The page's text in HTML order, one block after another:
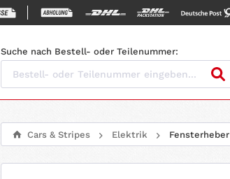
Suche nach Bestell- oder Teilenummer:
Cars & Stripes Elektrik Fensterheber